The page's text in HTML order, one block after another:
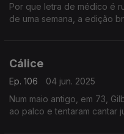
Por que letra de médico é
de uma semana, a edição
Cálice
Ep. 106
04 jun. 2025
Num maio antigo, em 73,
ao palco e tentaram cantar